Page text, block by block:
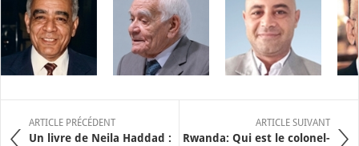
ARTICLE PRÉCÉDENT
Un livre de Neila Haddad :
ARTICLE SUIVANT
Rwanda: Qui est le colonel-